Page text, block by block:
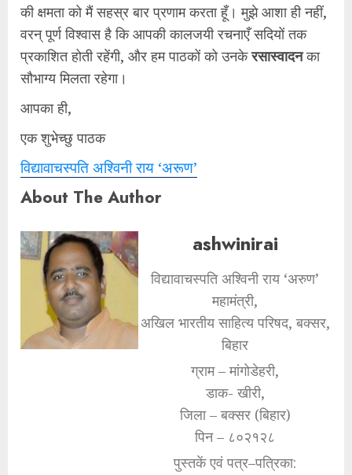
की क्षमता को मैं सहस्र बार प्रणाम करता हूँ। मुझे आशा ही नहीं,
वरन् पूर्ण विश्वास है कि आपकी कालजयी रचनाएँ सदियों तक
प्रकाशित होती रहेंगी, और हम पाठकों को उनकेरसास्वादनका
सौभाग्य मिलता रहेगा।
​आपका ही,
​एक शुभेच्छु पाठक
विद्यावाचस्पति अश्विनी राय ‘अरूण’
About The Author
ashwinirai
विद्यावाचस्पति अश्विनी राय ‘अरुण’
महामंत्री,
अखिल भारतीय साहित्य परिषद, बक्सर,
बिहार
ग्राम – मांगोडेहरी,
डाक- खीरी,
जिला – बक्सर (बिहार)
पिन – ८०२१२८
पुस्तकें एवं पत्र–पत्रिका: